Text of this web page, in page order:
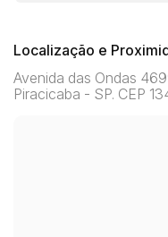
Localização e
Avenida das Ondas
Piracicaba - SP. CEP